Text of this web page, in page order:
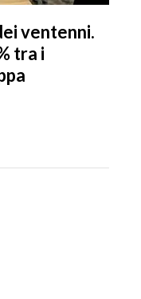
ventenni.
tra i